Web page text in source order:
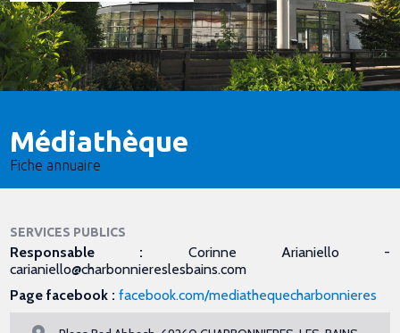
Médiathèque
Fiche annuaire
SERVICES PUBLICS
Responsable : Corinne Arianiello -
carianiello@charbonniereslesbains.com
Page facebook : facebook.com/mediathequecharbonnieres